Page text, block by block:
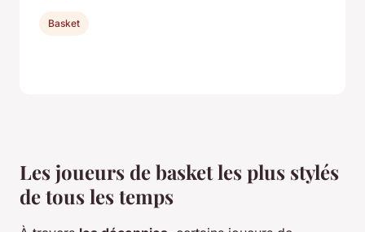
Les joueurs de basket les plus stylés
de tous les temps
Basket